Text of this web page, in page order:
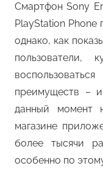
Смартфон Sony
PlayStation Phone
однако, как
пользователи,
преимуществ –
данный момент
магазине
более тысячи
особенно по